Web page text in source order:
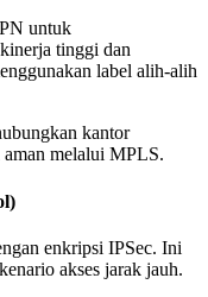
untuk
tinggi dan
label alih-alih
kantor
aman melalui MPLS.
enkripsi IPSec. Ini
akses jarak jauh.